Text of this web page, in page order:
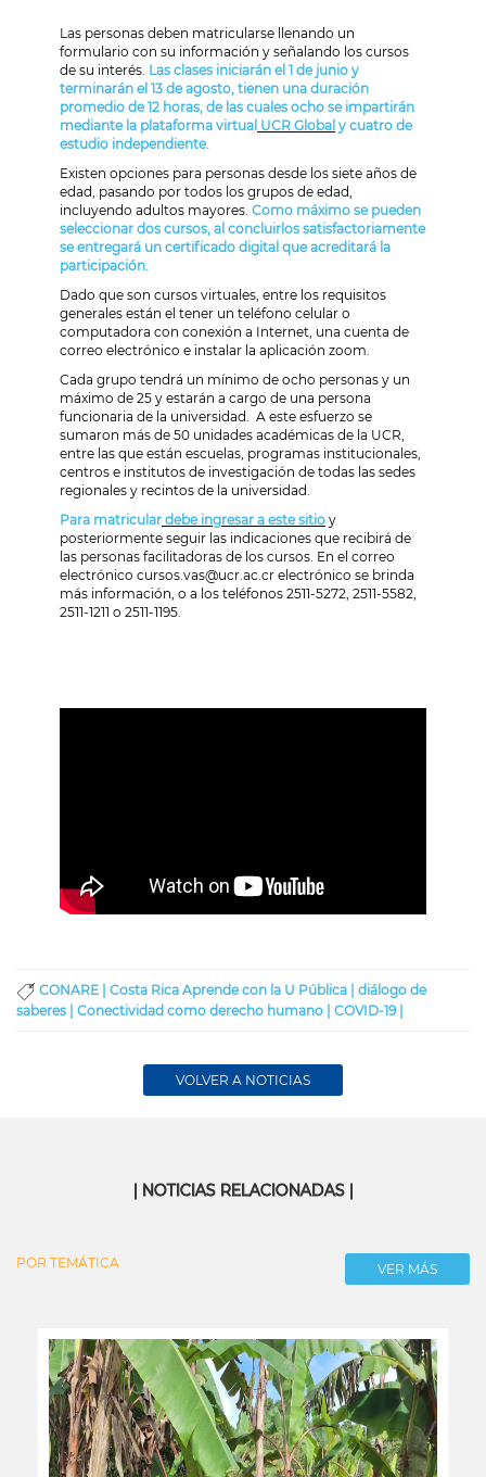
Las personas deben matricularse llenando un
formulario con su información y señalando los cursos
de su interés. Las clases iniciarán el 1 de junio y
terminarán el 13 de agosto, tienen una duración
promedio de 12 horas, de las cuales ocho se impartirán
mediante la plataforma virtual UCR Global y cuatro de
estudio independiente.
Existen opciones para personas desde los siete años de
edad, pasando por todos los grupos de edad,
incluyendo adultos mayores. Como máximo se pueden
seleccionar dos cursos, al concluirlos satisfactoriamente
se entregará un certificado digital que acreditará la
participación.
Dado que son cursos virtuales, entre los requisitos
generales están el tener un teléfono celular o
computadora con conexión a Internet, una cuenta de
correo electrónico e instalar la aplicación zoom.
Cada grupo tendrá un mínimo de ocho personas y un
máximo de 25 y estarán a cargo de una persona
funcionaria de la universidad. A este esfuerzo se
sumaron más de 50 unidades académicas de la UCR,
entre las que están escuelas, programas institucionales,
centros e institutos de investigación de todas las sedes
regionales y recintos de la universidad.
Para matricular debe ingresar a este sitio y
posteriormente seguir las indicaciones que recibirá de
las personas facilitadoras de los cursos. En el correo
electrónico cursos.vas@ucr.ac.cr electrónico se brinda
más información, o a los teléfonos 2511-5272, 2511-5582,
2511-1211 o 2511-1195.
CONARE | Costa Rica Aprende con la U Pública | diálogo de
saberes | Conectividad como derecho humano | COVID-19 |
VOLVER A NOTICIAS
| NOTICIAS RELACIONADAS |
POR TEMÁTICA VER MÁS